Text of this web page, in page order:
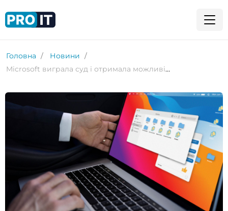
Головна
Новини
Microsoft виграла суд і отримала можливість завершити угоду з Activision Blizzard